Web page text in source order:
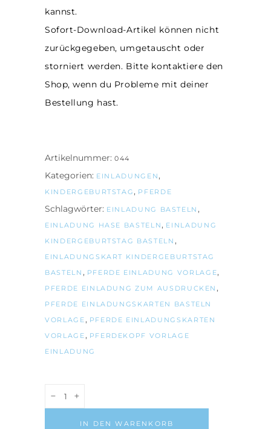
kannst.
Sofort-Download-Artikel können nicht
zurückgegeben, umgetauscht oder
storniert werden. Bitte kontaktiere den
Shop, wenn du Probleme mit deiner
Bestellung hast.
Artikelnummer: 044
Kategorien: EINLADUNGEN ,
KINDERGEBURTSTAG , PFERDE
Schlagwörter: EINLADUNG BASTELN ,
EINLADUNG HASE BASTELN , EINLADUNG
KINDERGEBURTSTAG BASTELN ,
EINLADUNGSKART KINDERGEBURTSTAG
BASTELN , PFERDE EINLADUNG VORLAGE,
PFERDE EINLADUNG ZUM AUSDRUCKEN ,
PFERDE EINLADUNGSKARTEN BASTELN
VORLAGE , PFERDE EINLADUNGSKARTEN
VORLAGE , PFERDEKOPF VORLAGE
EINLADUNG
Pferde
EinladungIN DEN WARENKORB